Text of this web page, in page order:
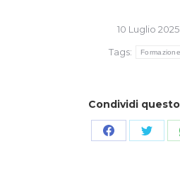
10 Luglio 2025
Tags:
Formazione
Condividi
Condividi